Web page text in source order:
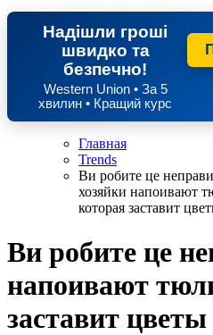
Надішли гроші
швидко та
безпечно!
Western Union • За 5
хвилин • Кращий курс
Главная
Trends
Ви робите це
хозяйки напоивают
которая заставит
Ви робите це
напоивают
заставит